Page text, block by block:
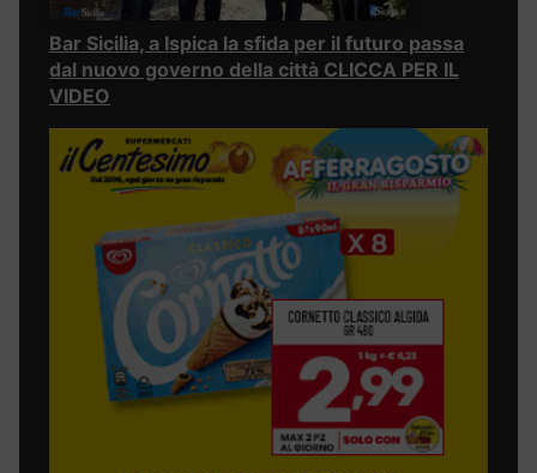
Bar Sicilia, a Ispica la sfida per il futuro passa
dal nuovo governo della città CLICCA PER IL
VIDEO